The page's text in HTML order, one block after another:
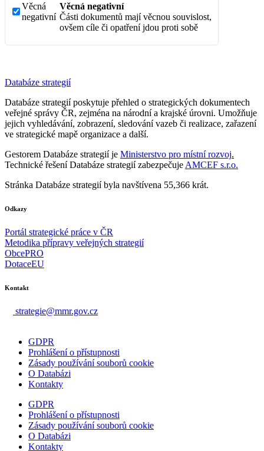
Věcná
negativní
Věcná negativní
Části dokumentů mají věcnou souvislost,
ovšem cíle či opatření jdou proti sobě
Databáze strategií
Databáze strategií poskytuje přehled o strategických dokumentech
veřejné správy ČR, zejména na národní a krajské úrovni. Umožňuje
jejich vyhledávání, zobrazení, sledování vazeb či realizace, zařazení
ve strategické mapě organizace a další.
Gestorem Databáze strategií je Ministerstvo pro místní rozvoj.
Technické řešení Databáze strategií zabezpečuje AMCEF s.r.o.
Stránka Databáze strategií byla navštívena 55,366 krát.
Odkazy
Portál strategické práce v ČR
Metodika přípravy veřejných strategií
ObcePRO
DotaceEU
Kontakt
strategie@mmr.gov.cz
GDPR
Prohlášení o přístupnosti
Zásady používání souborů cookie
O Databázi
Kontakty
GDPR
Prohlášení o přístupnosti
Zásady používání souborů cookie
O Databázi
Kontakty